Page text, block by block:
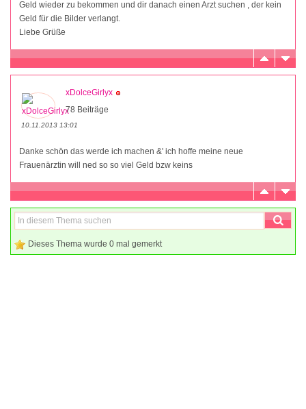
Geld wieder zu bekommen und dir danach einen Arzt suchen , der kein
Geld für die Bilder verlangt.
Liebe Grüße
xDolceGirlyx
78 Beiträge
10.11.2013 13:01
Danke schön das werde ich machen &' ich hoffe meine neue
Frauenärztin will ned so so viel Geld bzw keins
Dieses Thema wurde 0 mal gemerkt